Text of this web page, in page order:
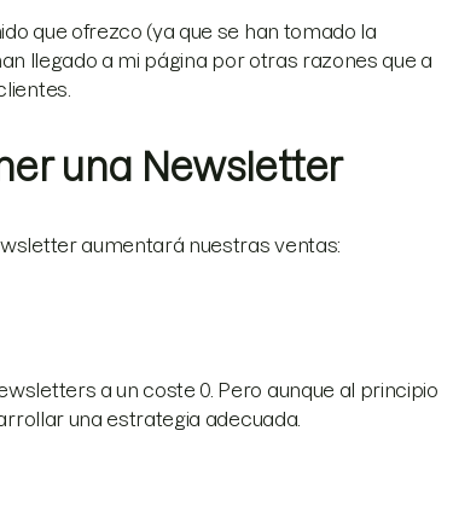
que ofrezco (ya que se han tomado la
llegado a mi página por otras razones que a
una Newsletter
aumentará nuestras ventas:
a un coste 0. Pero aunque al principio
una estrategia adecuada.